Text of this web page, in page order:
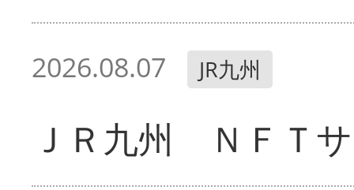
2026.08.07 JR九州
ＪＲ九州 ＮＦＴ